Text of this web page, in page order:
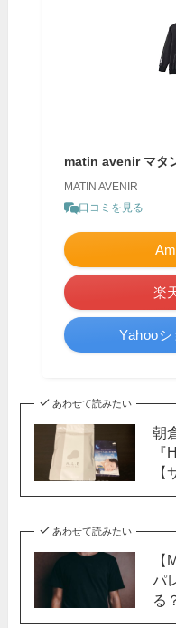
matin avenir マタ
MATIN AVENIR
口コミを見る
楽
Yahoo
あわせて読みたい
朝
【
あわせて読みたい
パ
る